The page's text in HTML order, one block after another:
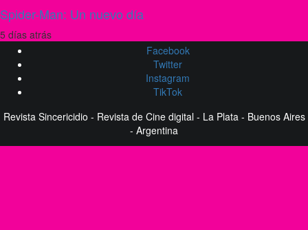
Spider-Man: Un nuevo día
5 días atrás
Facebook
Twitter
Instagram
TikTok
Revista Sincericidio - Revista de Cine digital - La Plata - Buenos Aires
- Argentina